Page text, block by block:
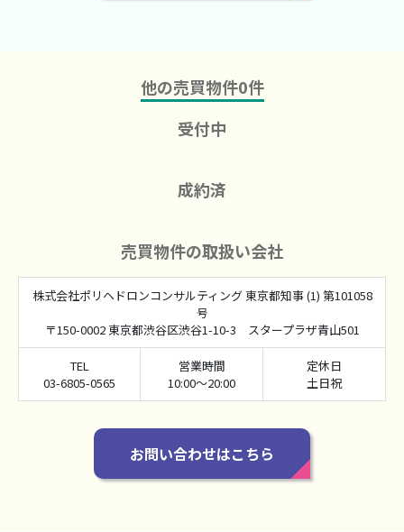
他の売買物件0件
受付中
成約済
売買物件の取扱い会社
株式会社ポリヘドロンコンサルティング 東京都知事 (1) 第101058
号
〒150-0002 東京都渋谷区渋谷1-10-3 スタープラザ青山501
TEL
03-6805-0565
営業時間
10:00～20:00
定休日
土日祝
お問い合わせはこちら